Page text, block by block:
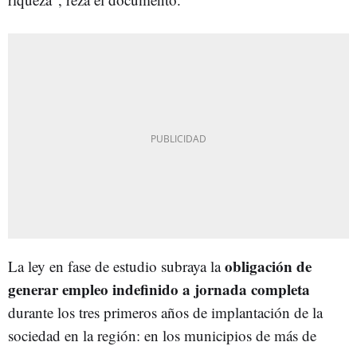
La ley en fase de estudio subraya laobligación de
generar empleo indefinido a jornada completa
durante los tres primeros años de implantación de la
sociedad en la región: en los municipios de más de